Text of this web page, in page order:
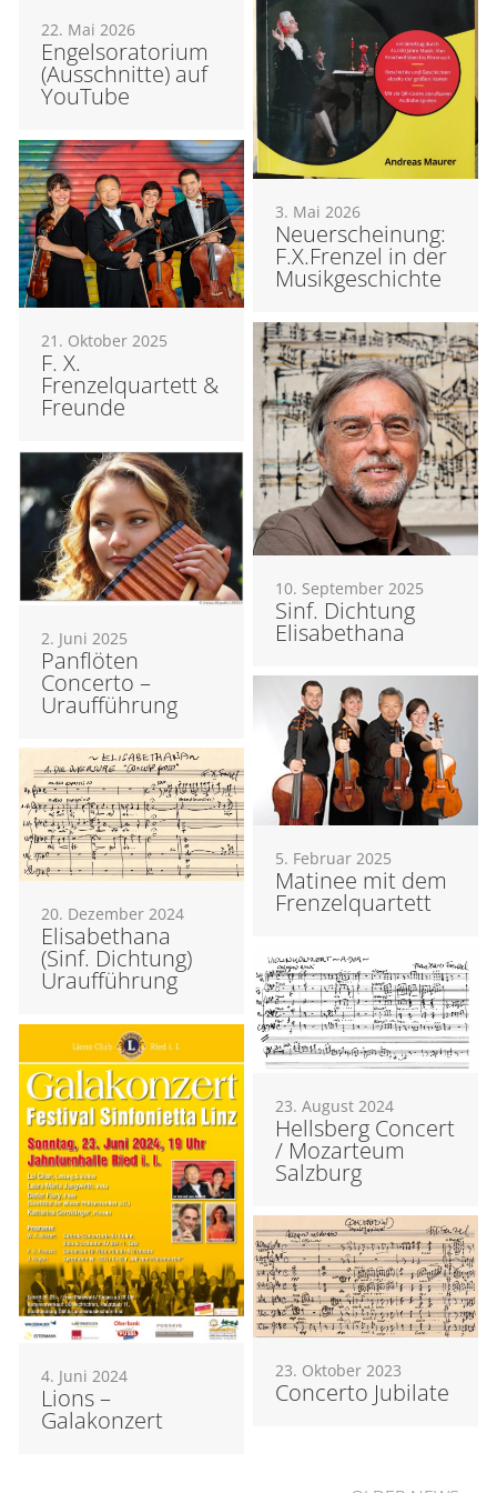
22. Mai 2026
Engelsoratorium
(Ausschnitte) auf
YouTube
3. Mai 2026
Neuerscheinung:
F.X.Frenzel in der
Musikgeschichte
21. Oktober 2025
F. X.
Frenzelquartett &
Freunde
10. September 2025
Sinf. Dichtung
Elisabethana
2. Juni 2025
Panflöten
Concerto –
Uraufführung
5. Februar 2025
Matinee mit dem
Frenzelquartett
20. Dezember 2024
Elisabethana
(Sinf. Dichtung)
Uraufführung
23. August 2024
Hellsberg Concert
/ Mozarteum
Salzburg
4. Juni 2024
Lions –
Galakonzert
23. Oktober 2023
Concerto Jubilate